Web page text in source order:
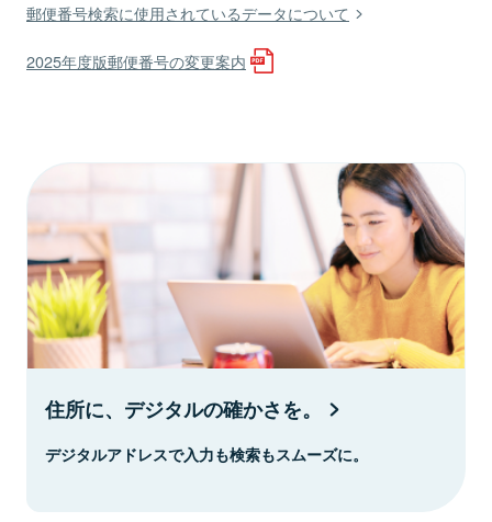
郵便番号検索に使用されているデータについて
2025年度版郵便番号の変更案内
住所に、デジタルの確かさを。
デジタルアドレスで入力も検索もスムーズに。